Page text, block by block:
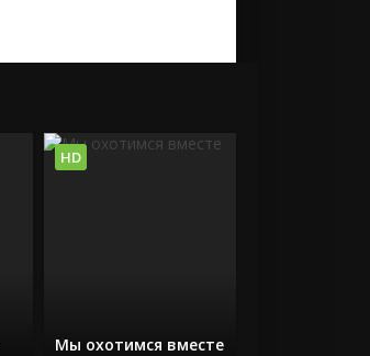
Мы охотимся вместе
HD